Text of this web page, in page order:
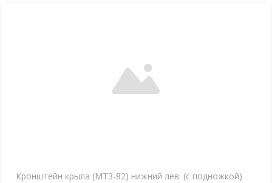
Кронштейн крыла (МТЗ-82) нижний лев. (с подножкой)